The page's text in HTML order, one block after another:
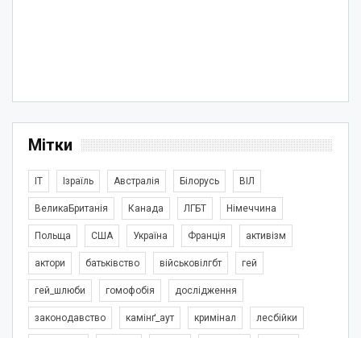
Мітки
IT Ізраїль Австралія Білорусь ВІЛ
ВеликаБританія Канада ЛГБТ Німеччина
Польща США Україна Франція активізм
актори батьківство військовілгбт гей
гей_шлюби гомофобія дослідження
законодавство камінґ_аут кримінал лесбійки